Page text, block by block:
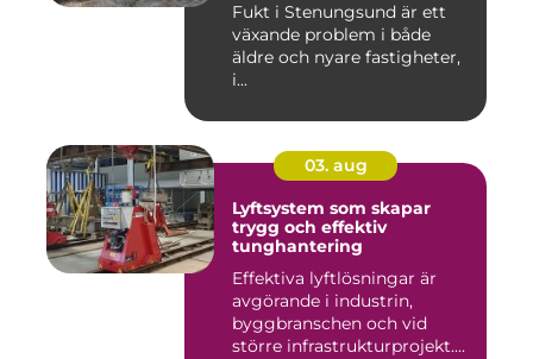
Fukt i Stenungsund är ett
växande problem i både
äldre och nyare fastigheter,
i...
03. aug
Lyftsystem som skapar
trygg och effektiv
tunghantering
Effektiva lyftlösningar är
avgörande i industrin,
byggbranschen och vid
större infrastrukturprojekt....